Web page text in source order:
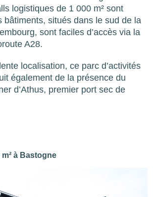
logistiques de 1 000 m² sont
bâtiments, situés dans le sud de la
sont faciles d’accès via la
A28.
localisation, ce parc d’activités
également de la présence du
d’Athus, premier port sec de
à Bastogne